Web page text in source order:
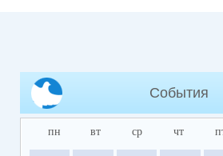
События
пн вт ср чт